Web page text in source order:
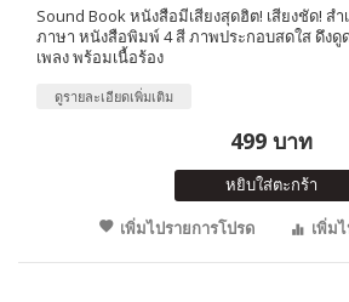
Sound Book หนังสือมีเสียงสุดฮิต! เสียงชัด! สำ
ภาษา หนังสือพิมพ์ 4 สี ภาพประกอบสดใส ดึงดูด
เพลง พร้อมเนื้อร้อง
ดูรายละเอียดเพิ่มเติม
499 บาท
หยิบใส่ตะกร้า
เพิ่มไปรายการโปรด
เพิ่ม